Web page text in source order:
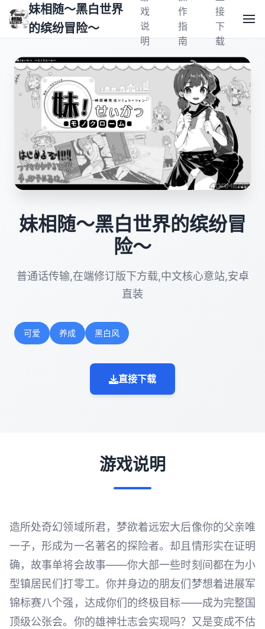
妹相随～黑白世界
的缤纷冒险～
戏
说
明
作
指
南
接
下
载
妹相随～黑白世界的缤纷冒
险～
普通话传输,在端修订版下方载,中文核心意站,安卓
直装
可爱 养成 黑白风
直接下载
游戏说明
造所处奇幻领域所君，梦欲着远宏大后像你的父亲唯
一子，形成为一名著名的探险者。却且情形实在证明
确，故事单将会故事——你大部一些时刻间都在为小
型镇居民们打零工。你并身边的朋友们梦想着进展军
锦标赛八个强，达成你们的终极目标——成为完整国
顶级公张会。你的雄神壮志会实现吗？又是变成不估